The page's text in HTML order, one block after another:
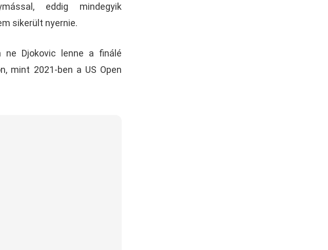
eddig mindegyik
sikerült nyernie.
ne Djokovic lenne a finálé
mint 2021-ben a US Open